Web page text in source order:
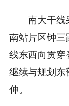
南大干线
南站片区钟三
线东西向贯穿
继续与规划东
伸。